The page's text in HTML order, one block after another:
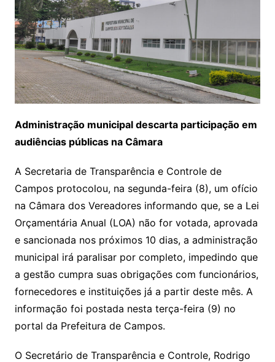
Administração municipal descarta participação em
audiências públicas na Câmara
A Secretaria de Transparência e Controle de
Campos protocolou, na segunda-feira (8), um ofício
na Câmara dos Vereadores informando que, se a Lei
Orçamentária Anual (LOA) não for votada, aprovada
e sancionada nos próximos 10 dias, a administração
municipal irá paralisar por completo, impedindo que
a gestão cumpra suas obrigações com funcionários,
fornecedores e instituições já a partir deste mês. A
informação foi postada nesta terça-feira (9) no
portal da Prefeitura de Campos.
O Secretário de Transparência e Controle, Rodrigo